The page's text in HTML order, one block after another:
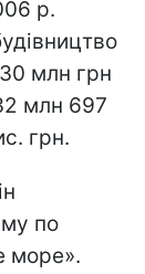
р.
млн грн
млн 697
грн.
по
море».